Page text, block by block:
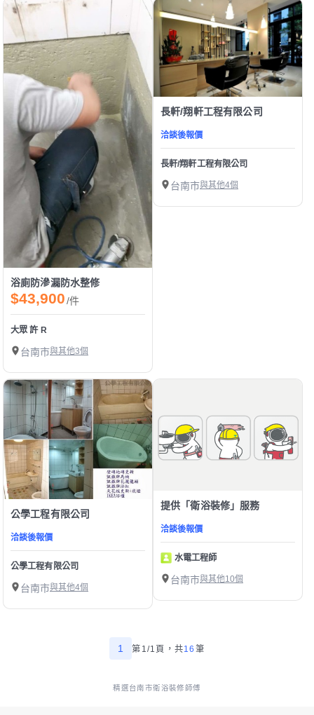
浴廁防滲漏防水整修
$43,900/件
大眾 許 R
台南市與其他3個
長軒/翔軒工程有限公司
洽談後報價
長軒/翔軒工程有限公司
台南市與其他4個
公學工程有限公司
洽談後報價
公學工程有限公司
台南市與其他4個
提供「衛浴裝修」服務
洽談後報價
水電工程師
台南市與其他10個
1 第1/1頁， 共16 筆
精選台南市衛浴裝修師傅